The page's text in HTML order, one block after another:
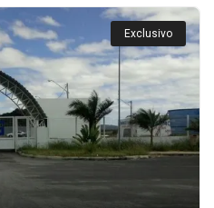
Exclusivo